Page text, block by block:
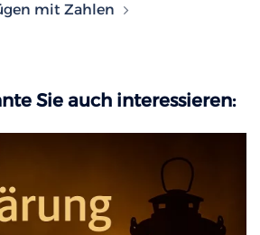
mit Zahlen
Sie auch interessieren: